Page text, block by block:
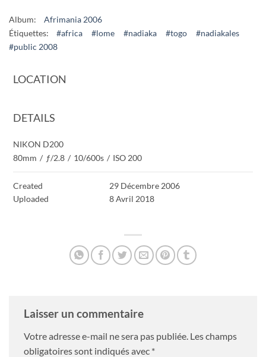
Album:
Afrimania 2006
Étiquettes:
#africa #lome #nadiaka #togo
#nadiakales
#public 2008
LOCATION
DETAILS
NIKON D200
80mm / ƒ/2.8 / 10/600s / ISO 200
Created
29 Décembre 2006
Uploaded
8 Avril 2018
Laisser un commentaire
Votre adresse e-mail ne sera pas publiée. Les champs
obligatoires sont indiqués avec *